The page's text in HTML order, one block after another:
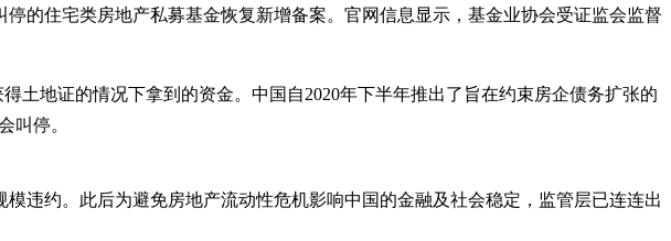
的住宅类房地产私募基金恢复新增备案。官网信息显示，基金业协会受证监会监督
土地证的情况下拿到的资金。中国自2020年下半年推出了旨在约束房企债务扩张的
叫停。
违约。此后为避免房地产流动性危机影响中国的金融及社会稳定，监管层已连连出